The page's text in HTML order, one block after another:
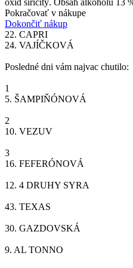
Pokračovať v nákupe
Dokončiť nákup
22. CAPRI
24. VAJÍČKOVÁ
Posledné dni vám najvac chutilo:
1
5. ŠAMPIŇÓNOVÁ
2
10. VEZUV
3
16. FEFERÓNOVÁ
12. 4 DRUHY SYRA
43. TEXAS
30. GAZDOVSKÁ
9. AL TONNO